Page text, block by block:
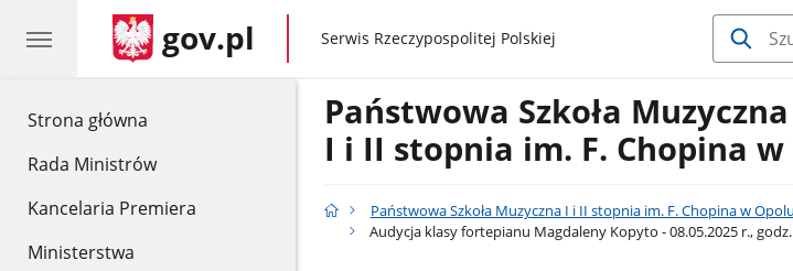
Strona główna
Rada Ministrów
Kancelaria Premiera
Ministerstwa
gov.pl gov.pl
Serwis Rzeczypospolitej Polskiej
Państwowa Szkoła Muzyczna
I i II stopnia im. F. Chopina w
Państwowa Szkoła Muzyczna I i II stopnia im. F. Chopina w Opolu
Audycja klasy fortepianu Magdaleny Kopyto - 08.05.2025 r.,